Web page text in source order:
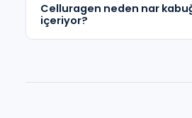
Celluragen neden nar
içeriyor?